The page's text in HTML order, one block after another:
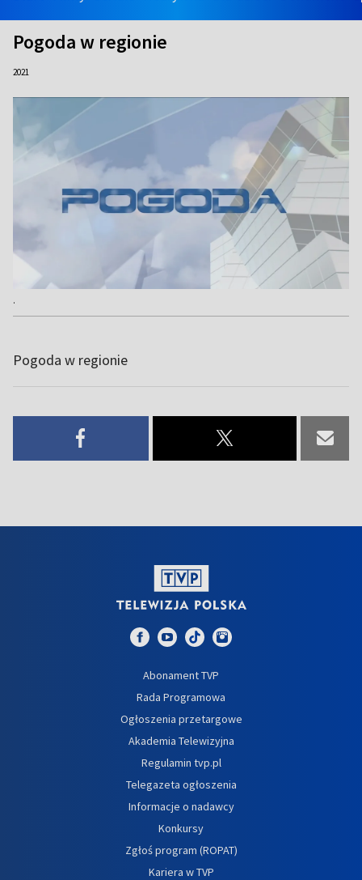
Pogoda w regionie
2021
.
Pogoda w regionie
Abonament TVP
Rada Programowa
Ogłoszenia przetargowe
Akademia Telewizyjna
Regulamin tvp.pl
Telegazeta ogłoszenia
Informacje o nadawcy
Konkursy
Zgłoś program (ROPAT)
Kariera w TVP